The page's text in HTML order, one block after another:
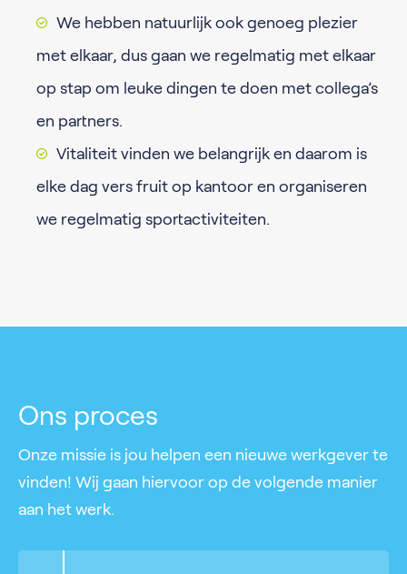
We hebben natuurlijk ook genoeg plezier
met elkaar, dus gaan we regelmatig met elkaar
op stap om leuke dingen te doen met collega’s
en partners.
Vitaliteit vinden we belangrijk en daarom is
elke dag vers fruit op kantoor en organiseren
we regelmatig sportactiviteiten.
Ons proces
Onze missie is jou helpen een nieuwe werkgever te
vinden! Wij gaan hiervoor op de volgende manier
aan het werk.